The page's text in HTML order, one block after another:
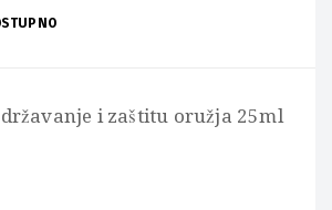
i zaštitu oružja 25ml